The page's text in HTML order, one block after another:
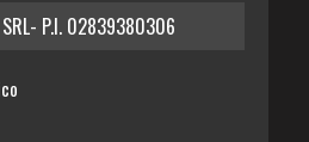
SRL- P.I. 02839380306